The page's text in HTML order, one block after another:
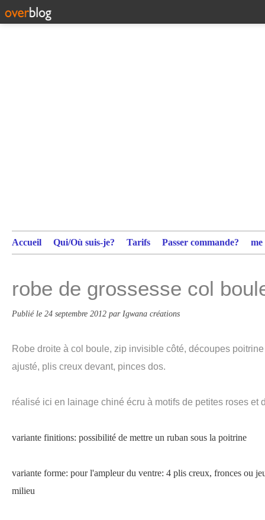
Accueil Qui/Où suis-je? Tarifs Passer commande?
robe de grossesse col
Publié le 24 septembre 2012 par Igwana créations
Robe droite à col boule, zip invisible côté, découpes
ajusté, plis creux devant, pinces dos.
réalisé ici en lainage chiné écru à motifs de petites roses et
variante finitions: possibilité de mettre un ruban sous la poitrine
variante forme: pour l'ampleur du ventre: 4 plis creux, fronces ou
milieu